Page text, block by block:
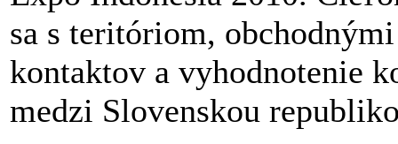
sa s teritóriom,
kontaktov a vyhodnotenie
medzi Slovenskou